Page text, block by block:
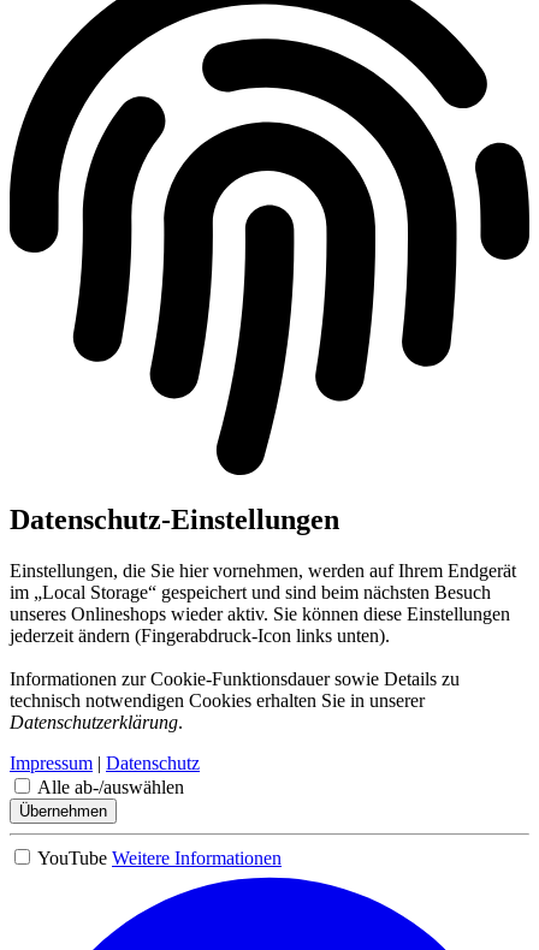
Datenschutz-Einstellungen
Einstellungen, die Sie hier vornehmen, werden auf Ihrem Endgerät
im „Local Storage“ gespeichert und sind beim nächsten Besuch
unseres Onlineshops wieder aktiv. Sie können diese Einstellungen
jederzeit ändern (Fingerabdruck-Icon links unten).
Informationen zur Cookie-Funktionsdauer sowie Details zu
technisch notwendigen Cookies erhalten Sie in unserer
Datenschutzerklärung.
Impressum | Datenschutz
Alle ab-/auswählen
Übernehmen
YouTube Weitere Informationen